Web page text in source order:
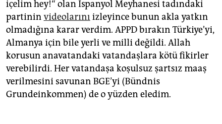
içelim hey!“ olan İspanyol Meyhanesi tadındaki
partinin videolarınıizleyince bunun akla yatkın
olmadığına karar verdim. APPD bırakın Türkiye’yi,
Almanya için bile yerli ve milli değildi. Allah
korusun anavatandaki vatandaşlara kötü fikirler
verebilirdi. Her vatandaşa koşulsuz şartsız maaş
verilmesini savunan BGE’yi (Bündnis
Grundeinkommen) de o yüzden eledim.